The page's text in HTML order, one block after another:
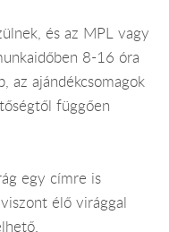
és az MPL vagy
8-16 óra
az ajándékcsomagok
függően
egy címre is
élő virággal